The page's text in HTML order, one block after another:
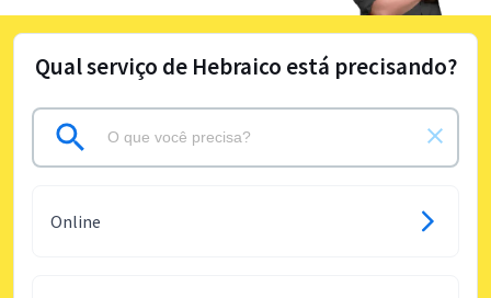
Qual serviço de Hebraico está precisando?
Online